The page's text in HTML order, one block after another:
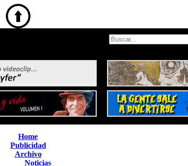
Home
Publicidad
Archivo
Noticias